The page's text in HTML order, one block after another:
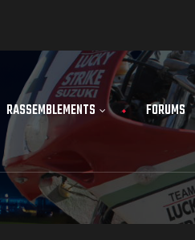
RASSEMBLEMENTS FORUMS